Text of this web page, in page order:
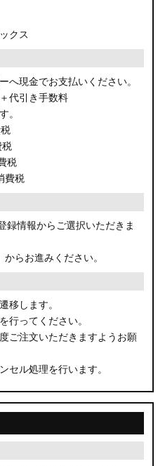
クス
へ現金でお支払いください。
代引き手数料
。
税
費税
録情報からご選択いただきま
らお進みください。
移します。
行ってください。
ご注文いただきますようお願
セル処理を行います。